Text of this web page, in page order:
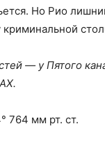
Но Рио
криминальной
— у Пятого
764 мм рт. ст.